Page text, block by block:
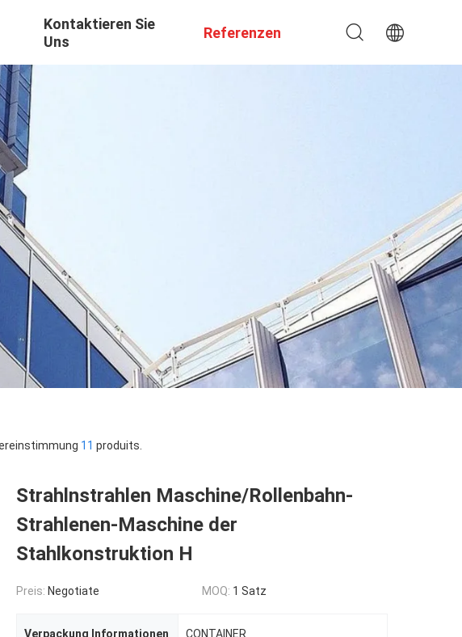
Kontaktieren Sie
Uns
Referenzen
11 produits.
Strahlnstrahlen Maschine/Rollenbahn-
Strahlenen-Maschine der
Stahlkonstruktion H
Preis: Negotiate MOQ: 1 Satz
Verpackung Informationen CONTAINER